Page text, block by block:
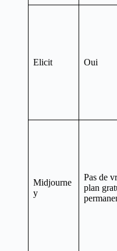
Elicit Oui
Midjourne
y
Pas de
plan